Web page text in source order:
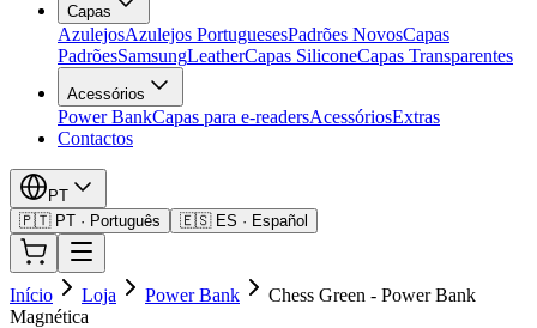
Capas
AzulejosAzulejos PortuguesesPadrões NovosCapas
PadrõesSamsungLeatherCapas SiliconeCapas Transparentes
Acessórios
Power BankCapas para e-readersAcessóriosExtras
Contactos
PT
🇵🇹 PT · Português
🇪🇸 ES · Español
Início Loja Power Bank
Chess Green - Power Bank
Magnética